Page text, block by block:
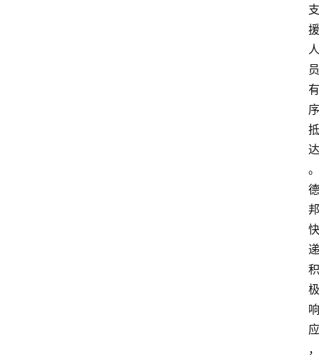
支
援
人
员
有
序
抵
达
。
德
邦
快
递
积
极
响
应
，